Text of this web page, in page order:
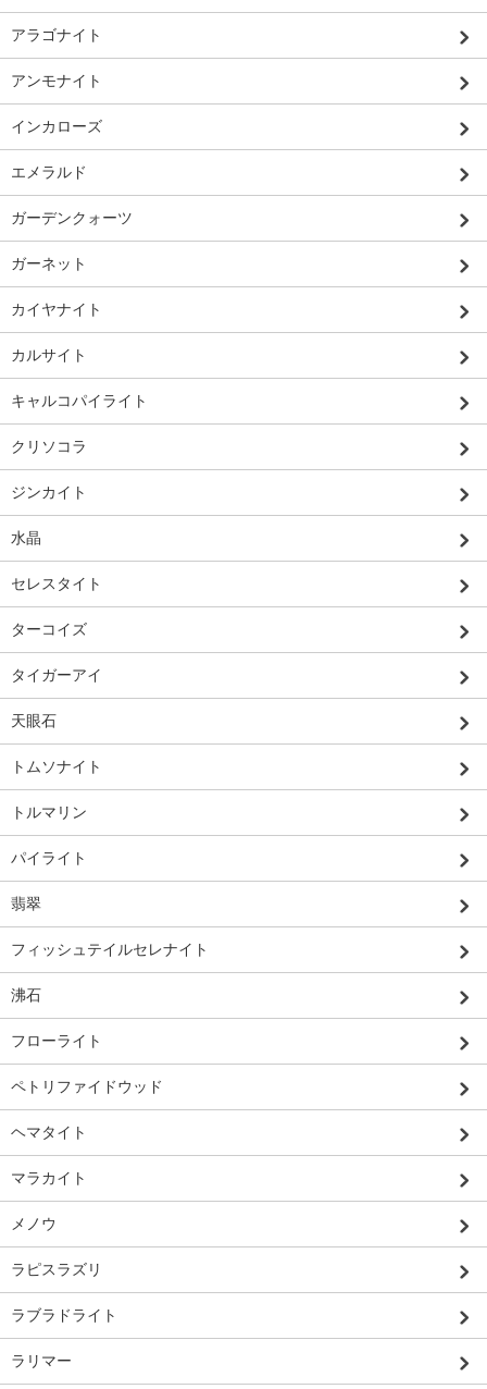
アラゴナイト
アンモナイト
インカローズ
エメラルド
ガーデンクォーツ
ガーネット
カイヤナイト
カルサイト
キャルコパイライト
クリソコラ
ジンカイト
水晶
セレスタイト
ターコイズ
タイガーアイ
天眼石
トムソナイト
トルマリン
パイライト
翡翠
フィッシュテイルセレナイト
沸石
フローライト
ペトリファイドウッド
ヘマタイト
マラカイト
メノウ
ラピスラズリ
ラブラドライト
ラリマー